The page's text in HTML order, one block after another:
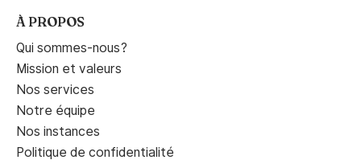
À PROPOS
Qui sommes-nous?
Mission et valeurs
Nos services
Notre équipe
Nos instances
Politique de confidentialité